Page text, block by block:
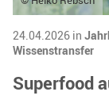
24.04.2026 in
Wissenstransfer
Superfood